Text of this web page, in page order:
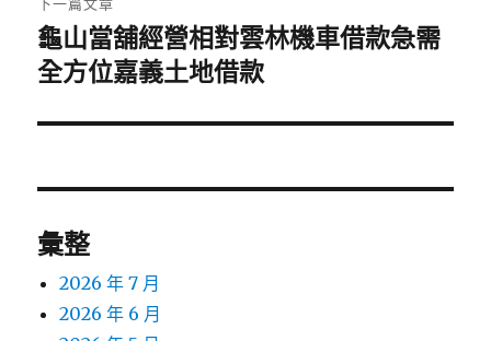
下
一
文
龜山當舖經營相對雲林機車借款急需
全方位嘉義土地借款
彙整
2026 年 7 月
2026 年 6 月